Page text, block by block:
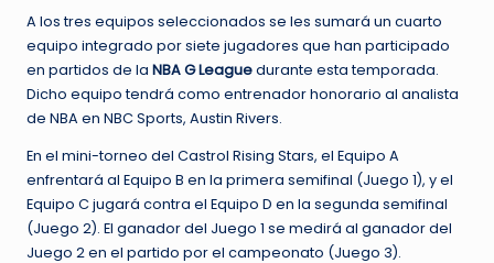
A los tres equipos seleccionados se les sumará un cuarto
equipo integrado por siete jugadores que han participado
en partidos de la NBA G Leaguedurante esta temporada.
Dicho equipo tendrá como entrenador honorario al analista
de NBA en NBC Sports, Austin Rivers.
En el mini-torneo del Castrol Rising Stars, el Equipo A
enfrentará al Equipo B en la primera semifinal (Juego 1), y el
Equipo C jugará contra el Equipo D en la segunda semifinal
(Juego 2). El ganador del Juego 1 se medirá al ganador del
Juego 2 en el partido por el campeonato (Juego 3).